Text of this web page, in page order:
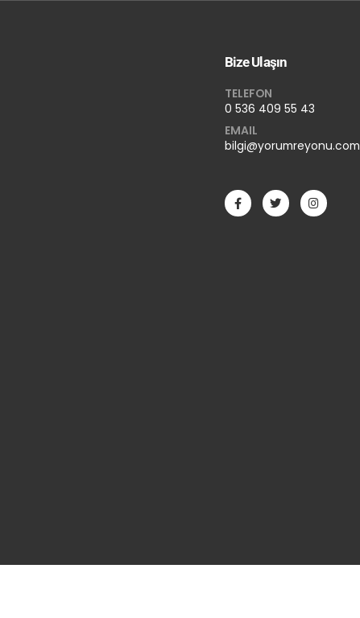
Bize Ulaşın
TELEFON
0 536 409 55 43
EMAIL
bilgi@yorumreyonu.com